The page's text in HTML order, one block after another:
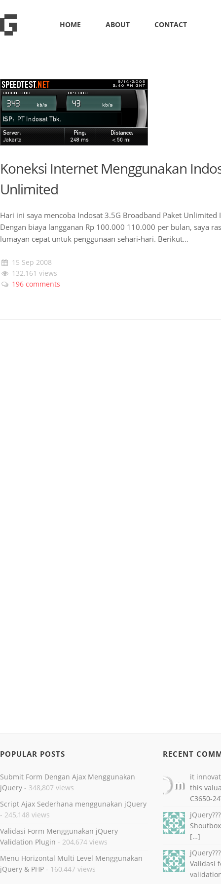
HOME ABOUT CONTACT
Koneksi Internet Menggunakan
Unlimited
Hari ini saya mencoba Indosat 3.5G Broadband Paket Unlimited
Dengan biaya langganan Rp 100.000 110.000 per bulan, saya
lumayan cepat untuk penggunaan sehari-hari. Berikut…
15 Sep 2008
132,161 views
196 comments
POPULAR POSTS
Submit Form Dengan Ajax Menggunakan
jQuery - 348,807 views
Script Ajax Sederhana menggunakan jQuery
- 245,148 views
Validasi Form Menggunakan jQuery
Validation Plugin - 204,674 views
Menu Horizontal Multi Level Menggunakan
jQuery & PHP - 160,447 views
RECENT
it
this
C3650-
[…]
Validasi